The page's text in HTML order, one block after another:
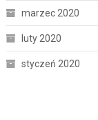
marzec 2020
luty 2020
styczeń 2020